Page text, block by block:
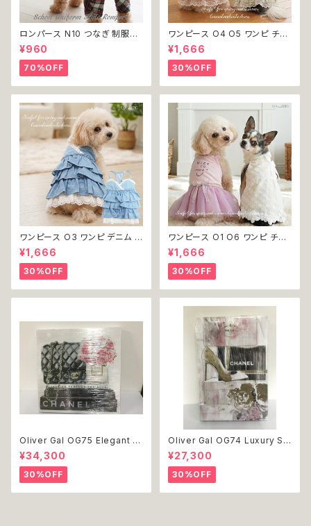
ロンパース N10 つなぎ 制服風
チェック柄 グレー 灰色 コスチュ
ーム コスプレ ドッグウェア dog
犬 猫 ペット 服 犬服 洋服 オシ
ャレ かわいい 小型犬 返品交換
不可
¥960
70%OFF
ワンピース O4 O5 ワンピ チェ
ック プリーツ レース 女の子 犬
犬服 小型 猫 服 洋服 ペット do
g ドッグウェア おしゃれ かわい
い 返品交換不可
¥1,666
30%OFF
ワンピース O3 ワンピ デニム プ
リーツ レース 女の子 犬 犬服
小型 猫 服 洋服 ペット dog ド
ッグウェア おしゃれ かわいい 返
品交換不可
¥1,666
30%OFF
ワンピース O1 O6 ワンピ チュ
ール レース 花 フラワー 女の子
犬 犬服 小型 猫 服 洋服 ペット
dog ドッグウェア おしゃれ かわ
いい 返品交換不可
¥1,666
30%OFF
Oliver Gal OG75 Elegant E
ssentials Paris 絵 アート イ
ンテリア お祝い 贈り物 プレゼ
ント 結婚 新築 開店 周年 バー
スデイ 誕生日 ご褒美
¥34,300
30%OFF
Oliver Gal OG74 Luxury St
acked Shoes Rose Giftbo
x 絵 アート インテリア お祝い
贈り物 プレゼント 結婚 新築 開
店 周年 バースデイ 誕生日 ご褒
美
¥27,300
30%OFF